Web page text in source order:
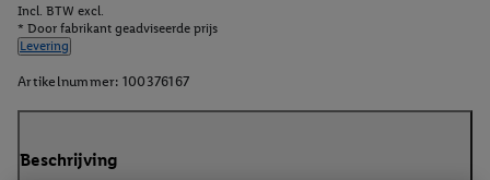
Incl. BTW excl.
* Door fabrikant geadviseerde prijs
Levering
Artikelnummer: 100376167
Beschrijving